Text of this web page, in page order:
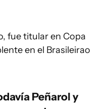
fue titular en Copa
en el Brasileirao
Peñarol y